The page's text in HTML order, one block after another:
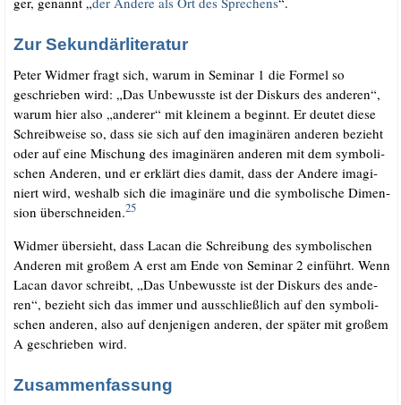
Zur Sekundärliteratur
Peter Wid­mer fragt sich, war­um in Semi­nar 1 die For­mel so
geschrie­ben wird: „Das Unbe­wuss­te ist der Dis­kurs des ande­ren“,
war­um hier also „ande­rer“ mit klei­nem a beginnt. Er deu­tet die­se
Schreib­wei­se so, dass sie sich auf den ima­gi­nä­ren ande­ren bezieht
oder auf eine Mischung des ima­gi­nä­ren ande­ren mit dem sym­bo­li­
schen Ande­ren, und er erklärt dies damit, dass der Ande­re ima­gi­
niert wird, wes­halb sich die ima­gi­nä­re und die sym­bo­li­sche Dimen­
si­on über­schnei­den.25
Wid­mer über­sieht, dass Lacan die Schrei­bung des sym­bo­li­schen
Ande­ren mit gro­ßem A erst am Ende von Semi­nar 2 ein­führt. Wenn
Lacan davor schreibt, „Das Unbe­wuss­te ist der Dis­kurs des ande­
ren“, bezieht sich das immer und aus­schließ­lich auf den sym­bo­li­
schen ande­ren, also auf den­je­ni­gen ande­ren, der spä­ter mit gro­ßem
A geschrie­ben wird.
Zusammenfassung